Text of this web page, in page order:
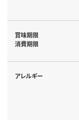
賞味期限
消費期限
アレルギー